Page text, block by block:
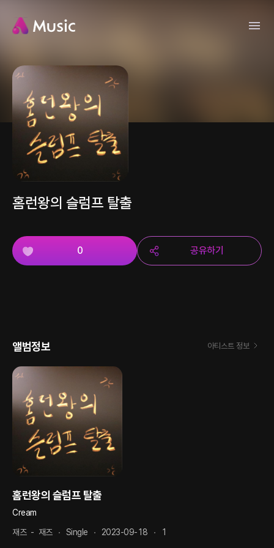
홈런왕의 슬럼프 탈출
0 공유하기
앨범정보 아티스트 정보
홈런왕의 슬럼프 탈출
Cream
재즈 - 재즈 Single 2023-09-18 1